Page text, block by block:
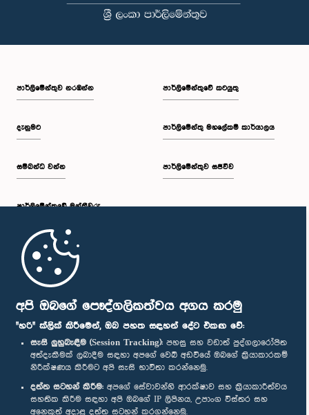
අපි ඔබගේ පෞද්ගලිකත්වය අගය කරමු
"හරි" ක්ලික් කිරීමෙන්, ඔබ පහත සඳහන් දේට එකඟ වේ:
සැසි ලුහුබැඳීම (Session Tracking): පහසු සහ වඩාත් පුද්ගලාරෝපිත
අත්දැකීමක් ලබාදීම සඳහා අපගේ වෙබ් අඩවියේ ඔබගේ ක්‍රියාකාරකම්
නිරීක්ෂණය කිරීමට අපි සැසි භාවිතා කරන්නෙමු.
දත්ත සටහන් කිරීම: අපගේ සේවාවන්හි ආරක්ෂාව සහ ක්‍රියාකාරීත්වය
සහතික කිරීම සඳහා අපි ඔබගේ IP ලිපිනය, උපාංග විස්තර සහ
අනෙකුත් අදාළ දත්ත සටහන් කරගන්නෙමු.
පාර්ලි‌මේන්තුව නරඹන්න
දැනුමට
සම්බන්ධ වන්න
පාර්ලි‌මේන්තුවේ මන්ත්‍රීවරු
මුල් පිටුව
පාර්ලිමේන්තුවේ කටයුතු
පාර්ලිමේන්තු මහලේකම් කාර්යාලය
පාර්ලිමේන්තුව සජීවීව
පාර්ලිමේන්තු ජංගම යෙදුම
අප හා සම්බන්ධ වී සිටින්න :